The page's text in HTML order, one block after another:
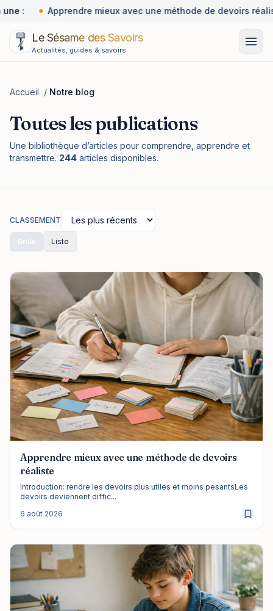
: Apprendre mieux avec une méthode de devoirs
Le Sésame des Savoirs
Actualités, guides & savoirs
Accueil / Notre blog
Toutes les publications
Une bibliothèque d’articles pour comprendre, apprendre et
transmettre. 244 articles disponibles.
CLASSEMENT
Grille Liste
Apprendre mieux avec une méthode de devoirs
réaliste
Introduction: rendre les devoirs plus utiles et moins pesantsLes
devoirs deviennent diffic...
6 août 2026